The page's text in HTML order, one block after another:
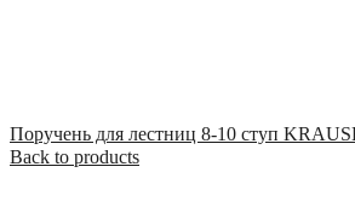
Поручень для лестниц 8-10 ступ
Back to products